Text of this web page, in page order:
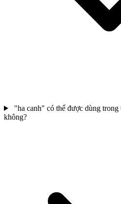
"ha canh" có thể được dùng
không?